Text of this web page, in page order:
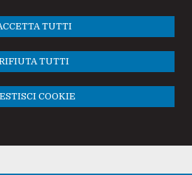
TUTTI
TUTTI
COOKIE